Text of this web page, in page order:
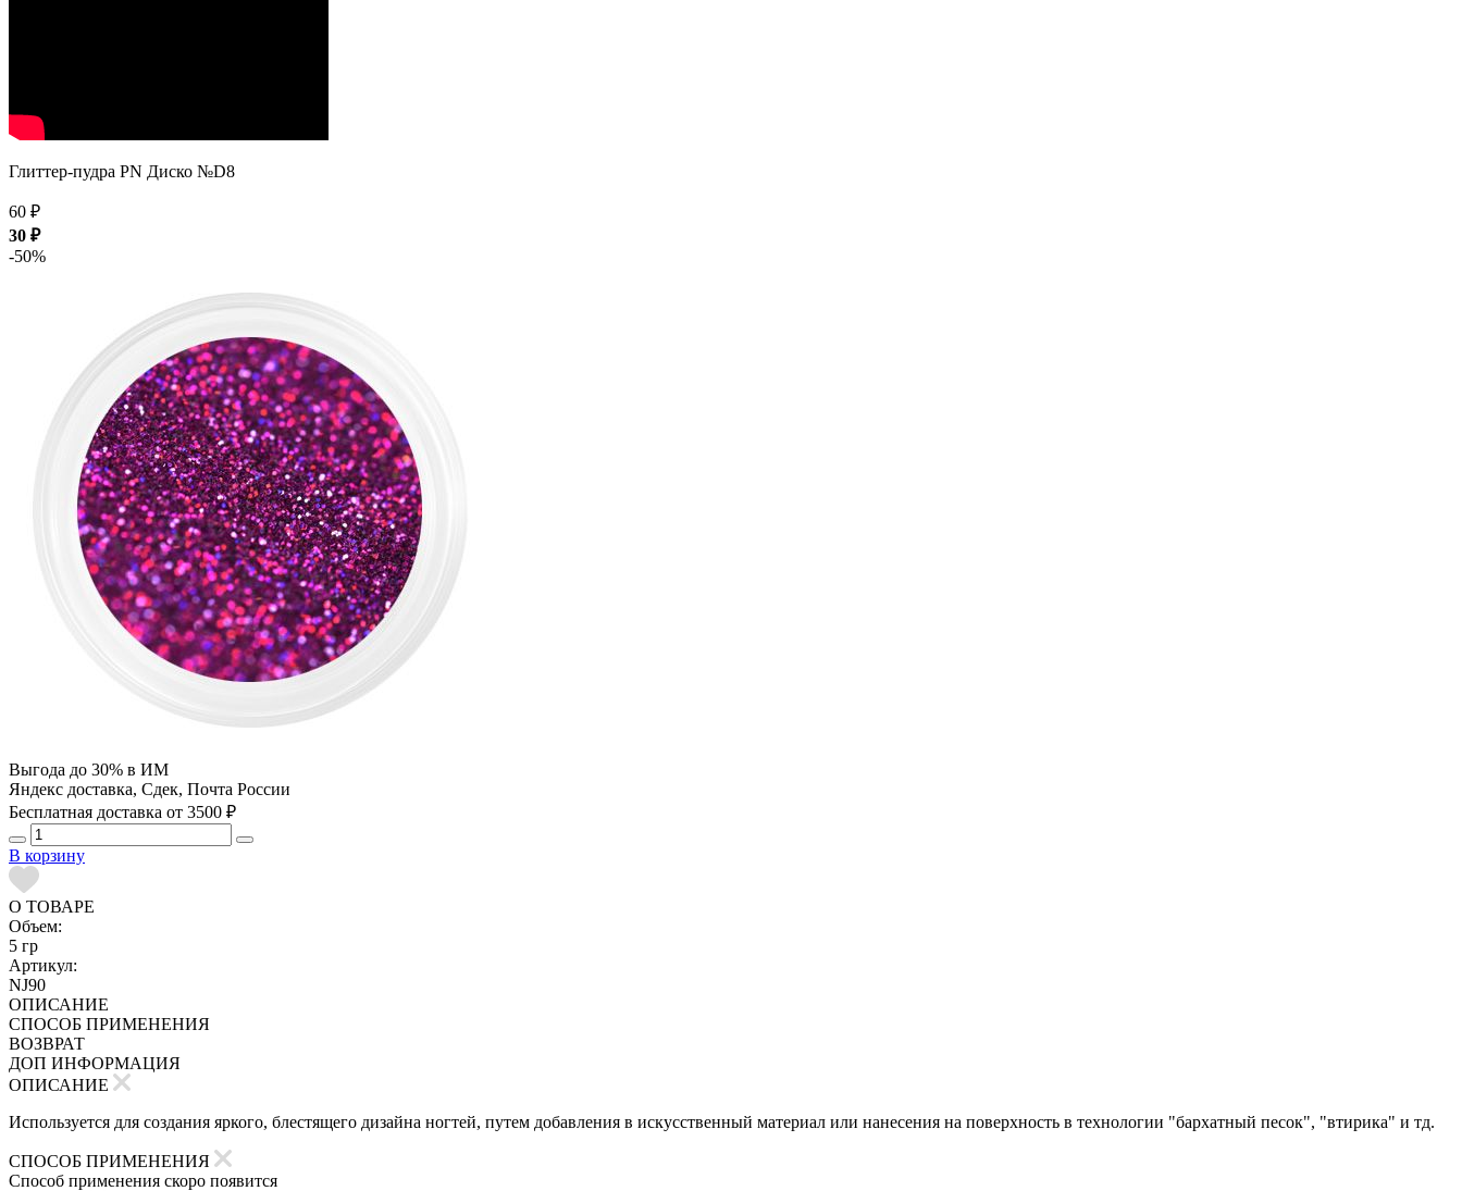
Глиттер-пудра PN Диско №D8
60 ₽
30 ₽
-50%
Выгода до 30% в ИМ
Яндекс доставка, Сдек, Почта России
Бесплатная доставка от 3500 ₽
В корзину
О ТОВАРЕ
Объем:
5 гр
Артикул:
NJ90
ОПИСАНИЕ
СПОСОБ ПРИМЕНЕНИЯ
ВОЗВРАТ
ДОП ИНФОРМАЦИЯ
ОПИСАНИЕ
Используется для создания яркого, блестящего дизайна ногтей, путем добавления в искусственный материал или нанесения на поверхность в технологии "бархатный песок", "втирика" и тд.
СПОСОБ ПРИМЕНЕНИЯ
Способ применения скоро появится